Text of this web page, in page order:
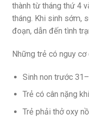
thành từ tháng thứ 4
tháng. Khi sinh sớm,
đoạn, dẫn đến tình
Những trẻ có nguy cơ
Sinh non trước
Trẻ có cân nặng
Trẻ phải thở oxy